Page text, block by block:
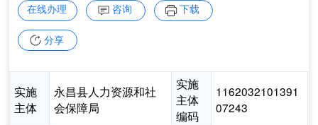
在线办理 咨询 下载
分享
实施
主体
永昌县人力资源和社
会保障局
实施
主体
编码
1162032101391
07243